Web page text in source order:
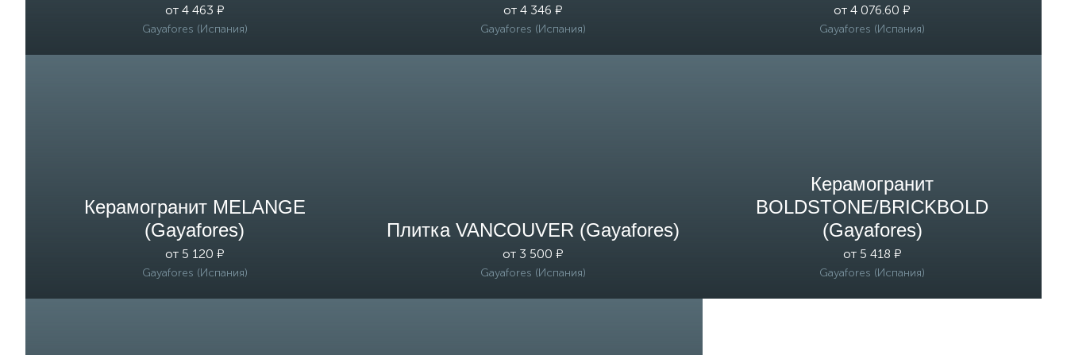
от 4 463 ₽
Gayafores (Испания)
от 4 346 ₽
Gayafores (Испания)
от 4 076.60 ₽
Gayafores (Испания)
Керамогранит MELANGE
(Gayafores)
от 5 120 ₽
Gayafores (Испания)
Плитка VANCOUVER (Gayafores)
от 3 500 ₽
Gayafores (Испания)
Керамогранит
BOLDSTONE/BRICKBOLD
(Gayafores)
от 5 418 ₽
Gayafores (Испания)